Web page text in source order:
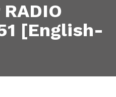
[English-